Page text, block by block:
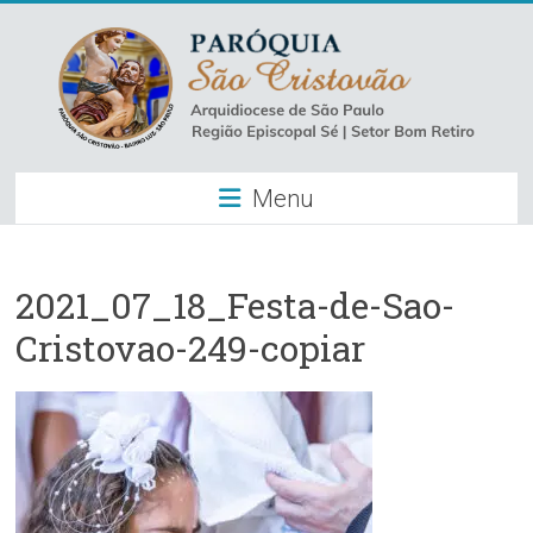
content
Paróquia
São
–
Luz
Arquidiocese
de
São
Paulo
–
Menu
2021_07_18_Festa-de-Sao-
Cristovao-249-copiar